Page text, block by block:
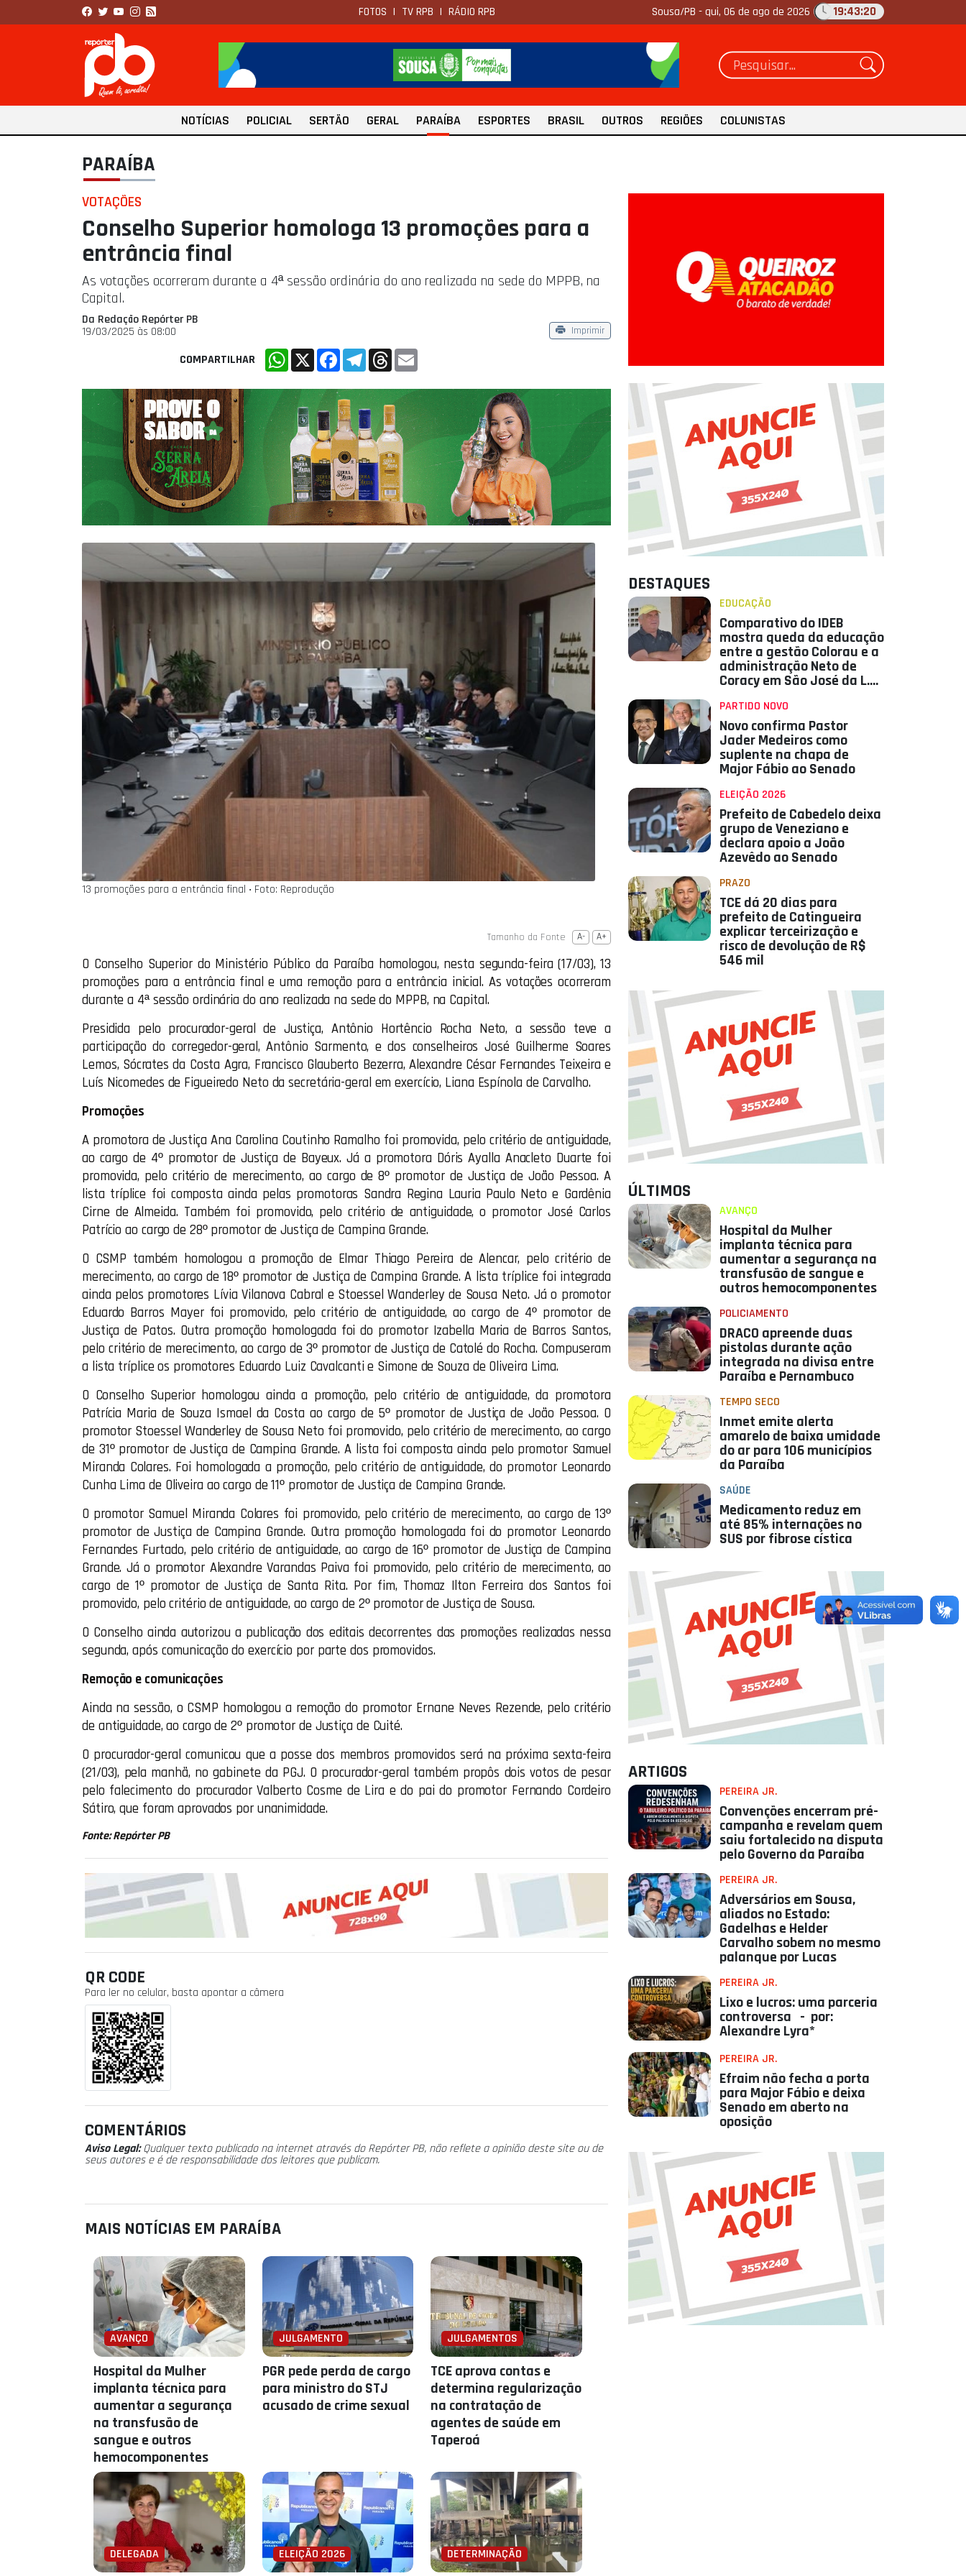
FOTOS | TV RPB | RÁDIO RPB Sousa/PB -qui, 06 de ago de 2026 19:43:22
NOTÍCIAS POLICIAL SERTÃO GERAL PARAÍBA ESPORTES BRASIL OUTROS REGIÕES COLUNISTAS
PARAÍBA
VOTAÇÕES
Conselho Superior homologa 13 promoções para a
entrância final
As votações ocorreram durante a 4ª sessão ordinária do ano realizada na sede do MPPB, na
Capital.
Da Redação Repórter PB
19/03/2025 às 08:00
Imprimir
COMPARTILHAR WhatsApp
X FacebookTelegramThreads
13 promoções para a entrância final ‧ Foto: Reprodução
Tamanho da Fonte A- A+
O Conselho Superior do Ministério Público da Paraíba homologou, nesta segunda-feira (17/03), 13
promoções para a entrância final e uma remoção para a entrância inicial. As votações ocorreram
durante a 4ª sessão ordinária do ano realizada na sede do MPPB, na Capital.
Presidida pelo procurador-geral de Justiça, Antônio Hortêncio Rocha Neto, a sessão teve a
participação do corregedor-geral, Antônio Sarmento, e dos conselheiros José Guilherme Soares
Lemos, Sócrates da Costa Agra, Francisco Glauberto Bezerra, Alexandre César Fernandes Teixeira e
Luís Nicomedes de Figueiredo Neto da secretária-geral em exercício, Liana Espínola de Carvalho.
Promoções
A promotora de Justiça Ana Carolina Coutinho Ramalho foi promovida, pelo critério de antiguidade,
ao cargo de 4º promotor de Justiça de Bayeux. Já a promotora Dóris Ayalla Anacleto Duarte foi
promovida, pelo critério de merecimento, ao cargo de 8º promotor de Justiça de João Pessoa. A
lista tríplice foi composta ainda pelas promotoras Sandra Regina Lauria Paulo Neto e Gardênia
Cirne de Almeida. Também foi promovido, pelo critério de antiguidade, o promotor José Carlos
Patrício ao cargo de 28º promotor de Justiça de Campina Grande.
O CSMP também homologou a promoção de Elmar Thiago Pereira de Alencar, pelo critério de
merecimento, ao cargo de 18º promotor de Justiça de Campina Grande. A lista tríplice foi integrada
ainda pelos promotores Lívia Vilanova Cabral e Stoessel Wanderley de Sousa Neto. Já o promotor
Eduardo Barros Mayer foi promovido, pelo critério de antiguidade, ao cargo de 4º promotor de
Justiça de Patos. Outra promoção homologada foi do promotor Izabella Maria de Barros Santos,
pelo critério de merecimento, ao cargo de 3º promotor de Justiça de Catolé do Rocha. Compuseram
a lista tríplice os promotores Eduardo Luiz Cavalcanti e Simone de Souza de Oliveira Lima.
O Conselho Superior homologou ainda a promoção, pelo critério de antiguidade, da promotora
Patrícia Maria de Souza Ismael da Costa ao cargo de 5º promotor de Justiça de João Pessoa. O
promotor Stoessel Wanderley de Sousa Neto foi promovido, pelo critério de merecimento, ao cargo
de 31º promotor de Justiça de Campina Grande. A lista foi composta ainda pelo promotor Samuel
Miranda Colares. Foi homologada a promoção, pelo critério de antiguidade, do promotor Leonardo
Cunha Lima de Oliveira ao cargo de 11º promotor de Justiça de Campina Grande.
O promotor Samuel Miranda Colares foi promovido, pelo critério de merecimento, ao cargo de 13º
promotor de Justiça de Campina Grande. Outra promoção homologada foi do promotor Leonardo
Fernandes Furtado, pelo critério de antiguidade, ao cargo de 16º promotor de Justiça de Campina
Grande. Já o promotor Alexandre Varandas Paiva foi promovido, pelo critério de merecimento, ao
cargo de 1º promotor de Justiça de Santa Rita. Por fim, Thomaz Ilton Ferreira dos Santos foi
promovido, pelo critério de antiguidade, ao cargo de 2º promotor de Justiça de Sousa.
O Conselho ainda autorizou a publicação dos editais decorrentes das promoções realizadas nessa
segunda, após comunicação do exercício por parte dos promovidos.
Remoção e comunicações
Ainda na sessão, o CSMP homologou a remoção do promotor Ernane Neves Rezende, pelo critério
de antiguidade, ao cargo de 2º promotor de Justiça de Cuité.
O procurador-geral comunicou que a posse dos membros promovidos será na próxima sexta-feira
(21/03), pela manhã, no gabinete da PGJ. O procurador-geral também propôs dois votos de pesar
pelo falecimento do procurador Valberto Cosme de Lira e do pai do promotor Fernando Cordeiro
Sátiro, que foram aprovados por unanimidade.
Fonte: Repórter PB
QR CODE
Para ler no celular, basta apontar a câmera
COMENTÁRIOS
Aviso Legal:Qualquer texto publicado na internet através do Repórter PB, não reflete a opinião deste site ou de
seus autores e é de responsabilidade dos leitores que publicam.
MAIS NOTÍCIAS EM PARAÍBA
AVANÇO
Hospital da Mulher
implanta técnica para
aumentar a segurança
na transfusão de
sangue e outros
hemocomponentes
JULGAMENTO
PGR pede perda de cargo
para ministro do STJ
acusado de crime sexual
JULGAMENTOS
TCE aprova contas e
determina regularização
na contratação de
agentes de saúde em
Taperoá
DELEGADA ELEIÇÃO 2026 DETERMINAÇÃO
DESTAQUES
EDUCAÇÃO
Comparativo do IDEB
mostra queda da educação
entre a gestão Colorau e a
administração Neto de
Coracy em São José da L.
PARTIDO NOVO
Novo confirma Pastor
Jader Medeiros como
suplente na chapa de
Major Fábio ao Senado
ELEIÇÃO 2026
Prefeito de Cabedelo deixa
grupo de Veneziano e
declara apoio a João
Azevêdo ao Senado
PRAZO
TCE dá 20 dias para
prefeito de Catingueira
explicar terceirização e
risco de devolução de R$
546 mil
ÚLTIMOS
AVANÇO
Hospital da Mulher
implanta técnica para
aumentar a segurança na
transfusão de sangue e
outros hemocomponentes
POLICIAMENTO
DRACO apreende duas
pistolas durante ação
integrada na divisa entre
Paraíba e Pernambuco
TEMPO SECO
Inmet emite alerta
amarelo de baixa umidade
do ar para 106 municípios
da Paraíba
SAÚDE
Medicamento reduz em
até 85% internações no
SUS por fibrose cística
ARTIGOS
PEREIRA JR.
Convenções encerram pré-
campanha e revelam quem
saiu fortalecido na disputa
pelo Governo da Paraíba
PEREIRA JR.
Adversários em Sousa,
aliados no Estado:
Gadelhas e Helder
Carvalho sobem no mesmo
palanque por Lucas
PEREIRA JR.
Lixo e lucros: uma parceria
controversa - por:
Alexandre Lyra*
PEREIRA JR.
Efraim não fecha a porta
para Major Fábio e deixa
Senado em aberto na
oposição